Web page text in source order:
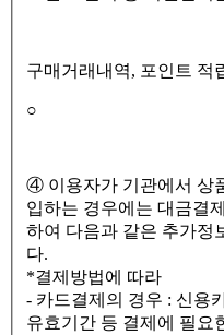
구매거래내역, 포인트 적
○
④ 이용자가 기관에서 상
입하는 경우에는 대금결
하여 다음과 같은 추가정
다.
*결제방법에 따라
- 카드결제의 경우 : 신용
유효기간 등 결제에 필요